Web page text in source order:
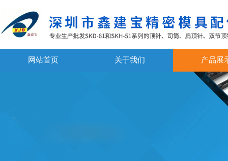
网站首页 关于我们 产品展